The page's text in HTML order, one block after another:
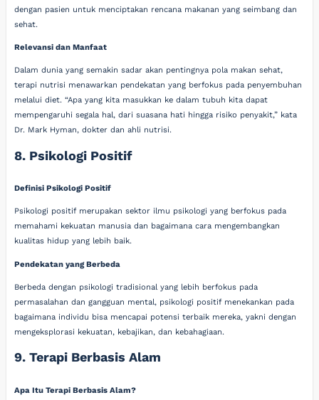
dengan pasien untuk menciptakan rencana makanan yang seimbang dan
sehat.
Relevansi dan Manfaat
Dalam dunia yang semakin sadar akan pentingnya pola makan sehat,
terapi nutrisi menawarkan pendekatan yang berfokus pada penyembuhan
melalui diet. “Apa yang kita masukkan ke dalam tubuh kita dapat
mempengaruhi segala hal, dari suasana hati hingga risiko penyakit,” kata
Dr. Mark Hyman, dokter dan ahli nutrisi.
8. Psikologi Positif
Definisi Psikologi Positif
Psikologi positif merupakan sektor ilmu psikologi yang berfokus pada
memahami kekuatan manusia dan bagaimana cara mengembangkan
kualitas hidup yang lebih baik.
Pendekatan yang Berbeda
Berbeda dengan psikologi tradisional yang lebih berfokus pada
permasalahan dan gangguan mental, psikologi positif menekankan pada
bagaimana individu bisa mencapai potensi terbaik mereka, yakni dengan
mengeksplorasi kekuatan, kebajikan, dan kebahagiaan.
9. Terapi Berbasis Alam
Apa Itu Terapi Berbasis Alam?